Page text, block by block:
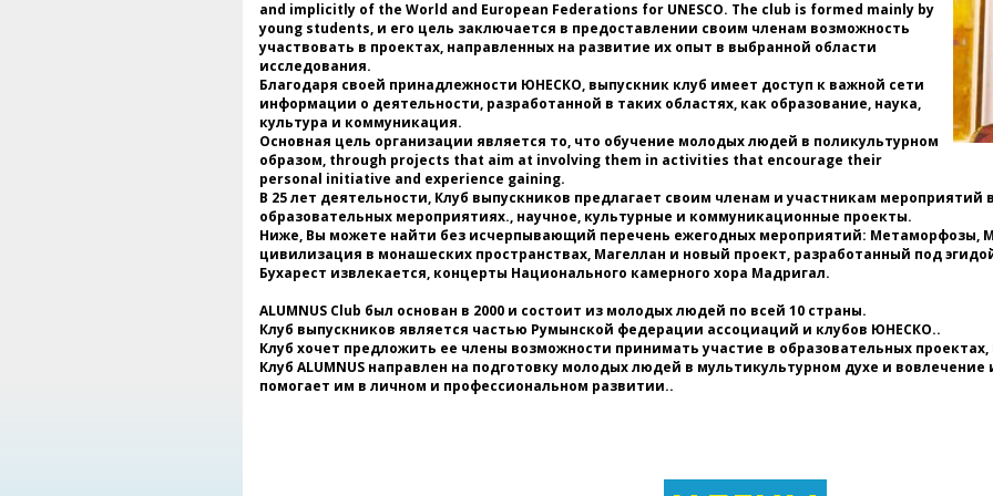
*
and implicitly of the World and European Federations for UNESCO. The club is formed mainly by
young students, и его цель заключается в предоставлении своим членам возможность
участвовать в проектах, направленных на развитие их опыт в выбранной области
исследования.
Благодаря своей принадлежности ЮНЕСКО, выпускник клуб имеет доступ к важной сети
информации о деятельности, разработанной в таких областях, как образование, наука,
культура и коммуникация.
Основная цель организации является то, что обучение молодых людей в поликультурном
образом, through projects that aim at involving them in activities that encourage their
personal initiative and experience gaining.
В 25 лет деятельности, Клуб выпускников предлагает своим членам и участникам мероприятий
образовательных мероприятиях., научное, культурные и коммуникационные проекты.
Ниже, Вы можете найти без исчерпывающий перечень ежегодных мероприятий: Метаморфозы,
цивилизация в монашеских пространствах, Магеллан и новый проект, разработанный под
Бухарест извлекается, концерты Национального камерного хора Мадригал.
ALUMNUS Club был основан в 2000 и состоит из молодых людей по всей 10 страны.
Клуб выпускников является частью Румынской федерации ассоциаций и клубов ЮНЕСКО..
Клуб хочет предложить ее члены возможности принимать участие в образовательных
Клуб ALUMNUS направлен на подготовку молодых людей в мультикультурном духе и вовлечение
помогает им в личном и профессиональном развитии..